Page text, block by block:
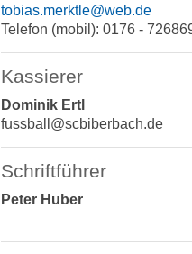
tobias.merktle@web.de
Telefon (mobil): 0176 -
Kassierer
Dominik Ertl
fussball@scbiberbach.de
Schriftführer
Peter Huber